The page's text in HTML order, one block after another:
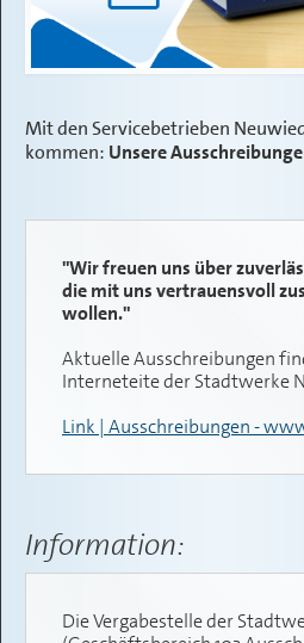
VERWALTUNG
SERVICE
Mit den Servicebetrieben
kommen: Unsere
"Wir freuen uns über
die mit uns vertrauensvoll
wollen."
Aktuelle Ausschreibungen
Interneteite der Stadtwerke
Link | Ausschreibungen -
Information:
Die Vergabestelle der